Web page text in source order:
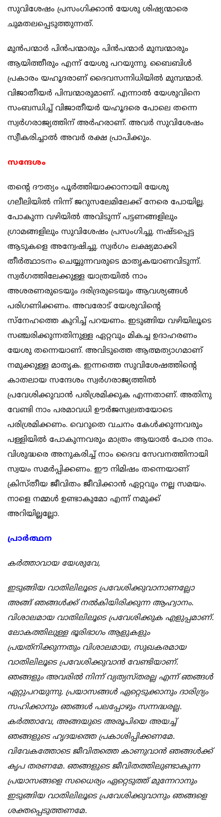
സുവിശേഷം പ്രസംഗിക്കാന്‍ യേശു ശിഷ്യന്മാരെ
ചുമതലപ്പെടുത്തുന്നത്.
മുന്‍പന്മാര്‍ പിന്‍പന്മാരും പിന്‍പന്മാര്‍ മുമ്പന്മാരും
ആയിത്തീരും എന്ന് യേശു പറയുന്നു. ബൈബിള്‍
പ്രകാരം യഹൂദരാണ് ദൈവസന്നിധിയില്‍ മുമ്പന്മാര്‍.
വിജാതീയര്‍ പിമ്പന്മാരുമാണ്. എന്നാല്‍ യേശുവിനെ
സംബന്ധിച്ച് വിജാതീയര്‍ യഹൂദരെ പോലെ തന്നെ
സ്വര്‍ഗരാജ്യത്തിന് അര്‍ഹരാണ്. അവര്‍ സുവിശേഷം
സ്വീകരിച്ചാല്‍ അവര്‍ രക്ഷ പ്രാപിക്കും.
സന്ദേശം
തന്റെ ദൗത്യം പൂര്‍ത്തിയാക്കാനായി യേശു
ഗലീലിയില്‍ നിന്ന് ജറുസലേമിലേക്ക് നേരെ പോയില്ല.
പോകുന്ന വഴിയില്‍ അവിടുന്ന് പട്ടണങ്ങളിലും
ഗ്രാമങ്ങളിലും സുവിശേഷം പ്രസംഗിച്ചു. നഷ്ടപ്പെട്ട
ആടുകളെ അന്വേഷിച്ചു. സ്വര്‍ഗം ലക്ഷ്യമാക്കി
തീര്‍ത്ഥാടനം ചെയ്യുന്നവരുടെ മാതൃകയാണവിടുന്ന്.
സ്വര്‍ഗത്തിലേക്കുള്ള യാത്രയില്‍ നാം
അശരണരുടെയും ദരിദ്രരുടെയും ആവശ്യങ്ങള്‍
പരിഗണിക്കണം. അവരോട് യേശുവിന്റെ
സ്‌നേഹത്തെ കുറിച്ച് പറയണം. ഇടുങ്ങിയ വഴിയിലൂടെ
സഞ്ചരിക്കുന്നതിനുള്ള ഏറ്റവും മികച്ച ഉദാഹരണം
യേശു തന്നെയാണ്. അവിടുത്തെ ആത്മത്യാഗമാണ്
നമുക്കുള്ള മാതൃക. ഇന്നത്തെ സുവിശേഷത്തിന്റെ
കാതലായ സന്ദേശം സ്വര്‍ഗരാജ്യത്തില്‍
പ്രവേശിക്കുവാന്‍ പരിശ്രമിക്കുക എന്നതാണ്. അതിനു
വേണ്ടി നാം പരമാവധി ഊര്‍ജസ്വലതയോടെ
പരിശ്രമിക്കണം. വെറുതെ വചനം കേള്‍ക്കുന്നവരും
പള്ളിയില്‍ പോകുന്നവരും മാത്രം ആയാല്‍ പോര നാം.
വിശുദ്ധരെ അനുകരിച്ച് നാം ദൈവ സേവനത്തിനായി
സ്വയം സമര്‍പ്പിക്കണം. ഈ നിമിഷം തന്നെയാണ്
ക്രിസ്തീയ ജീവിതം ജീവിക്കാന്‍ ഏറ്റവും നല്ല സമയം.
നാളെ നമ്മള്‍ ഉണ്ടാകുമോ എന്ന് നമുക്ക്
അറിയില്ലല്ലോ.
പ്രാർത്ഥന
കർത്താവായ യേശുവേ,
ഇടുങ്ങിയ വാതിലിലൂടെ പ്രവേശിക്കുവാനാണല്ലോ
അങ്ങ് ഞങ്ങൾക്ക് നൽകിയിരിക്കുന്ന ആഹ്വാനം.
വിശാലമായ വാതിലിലൂടെ പ്രവേശിക്കുക എളുപ്പമാണ്.
ലോകത്തിലുള്ള ഭൂരിഭാഗം ആളുകളും
പ്രയത്‌നിക്കുന്നതും വിശാലമായ, സുഖകരമായ
വാതിലിലൂടെ പ്രവേശിക്കുവാൻ വേണ്ടിയാണ്.
ഞങ്ങളും അവരിൽ നിന്ന് വ്യത്യസ്തരല്ല എന്ന് ഞങ്ങൾ
ഏറ്റുപറയുന്നു. പ്രയാസങ്ങൾ ഏറ്റെടുക്കാനും ദാരിദ്ര്യം
സഹിക്കാനും ഞങ്ങൾ പലപ്പോഴും സന്നദ്ധരല്ല.
കർത്താവേ, അങ്ങയുടെ അരൂപിയെ അയച്ച്
ഞങ്ങളുടെ ഹൃദയത്തെ പ്രകാശിപ്പിക്കണമേ.
വിവേകത്തോടെ ജീവിതത്തെ കാണുവാൻ ഞങ്ങൾക്ക്
കൃപ തരണമേ. ഞങ്ങളുടെ ജീവിതത്തിലുണ്ടാകുന്ന
പ്രയാസങ്ങളെ സധൈര്യം ഏറ്റെടുത്ത് മുന്നേറാനും
ഇടുങ്ങിയ വാതിലിലൂടെ പ്രവേശിക്കുവാനും ഞങ്ങളെ
ശക്തപ്പെടുത്തണമേ.